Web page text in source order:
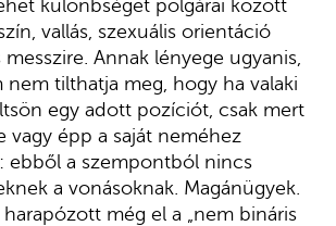
különbséget polgárai között
vallás, szexuális orientáció
messzire. Annak lényege ugyanis,
nem tilthatja meg, hogy ha valaki
egy adott pozíciót, csak mert
vagy épp a saját neméhez
ebből a szempontból nincs
a vonásoknak. Magánügyek.
még el a „nem bináris